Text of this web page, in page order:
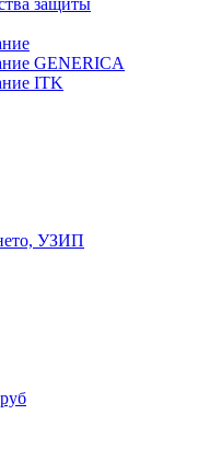
защиты
GENERICA
ITK
УЗИП